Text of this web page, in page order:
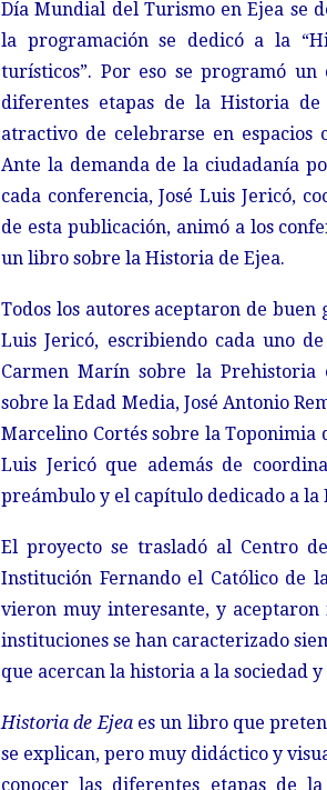
Día Mundial del Turismo en Ejea se
la programación se dedicó a la
turísticos”. Por eso se programó
diferentes etapas de la Historia
atractivo de celebrarse en espacios
Ante la demanda de la ciudadanía
cada conferencia, José Luis Jericó,
de esta publicación, animó a los
un libro sobre la Historia de Ejea.
Todos los autores aceptaron de
Luis Jericó, escribiendo cada uno
Carmen Marín sobre la
sobre la Edad Media, José Antonio
Marcelino Cortés sobre la Toponimia
Luis Jericó que además de
preámbulo y el capítulo dedicado a la
El proyecto se trasladó al Centro
Institución Fernando el Católico de
vieron muy interesante, y
instituciones se han caracterizado
que acercan la historia a la sociedad y
Historia de Ejeaes un libro que
se explican, pero muy didáctico y
conocer las diferentes etapas de